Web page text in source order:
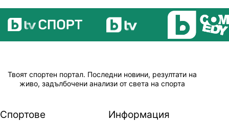
Твоят спортен портал. Последни новини, резултати на
живо, задълбочени анализи от света на спорта
Спортове Информация